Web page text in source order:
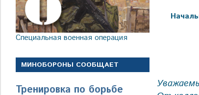
Специальная военная операция
МИНОБОРОНЫ СООБЩАЕТ
Тренировка по борьбе